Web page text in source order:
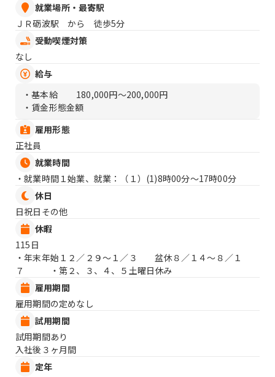
就業場所・最寄駅
ＪＲ砺波駅 から 徒歩5分
受動喫煙対策
なし
給与
・基本給
180,000円〜200,000円
・賃金形態金額
雇用形態
正社員
就業時間
・就業時間１始業、就業：（１） (1)8時00分〜17時00分
休日
日祝日その他
休暇
115日
・年末年始１２／２９〜１／３ 盆休８／１４〜８／１
７ ・第２、３、４、５土曜日休み
雇用期間
雇用期間の定めなし
試用期間
試用期間あり
入社後３ヶ月間
定年